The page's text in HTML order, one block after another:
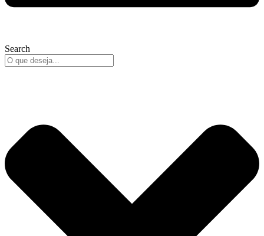
Search